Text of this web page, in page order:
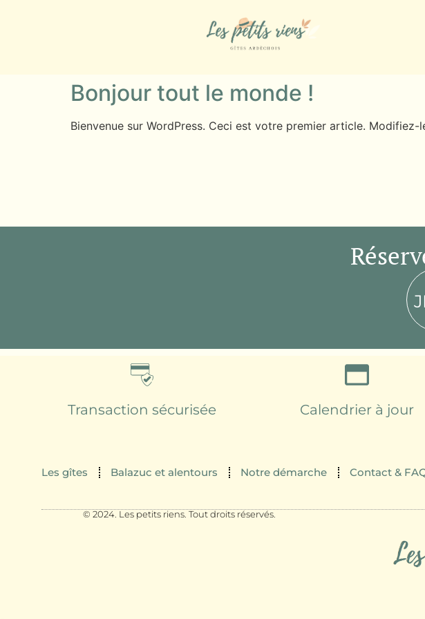
Bonjour tout le monde !
Bienvenue sur WordPress. Ceci est votre premier article.
Transaction sécurisée Calendrier à jour
Les gîtes Balazuc et alentours Notre démarche Contact &
© 2024. Les petits riens. Tout droits réservés.